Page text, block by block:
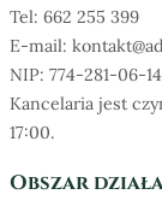
Tel: 662 255 399
E-mail:
NIP: 774-281-06-14
Kancelaria jest
17:00.
Obszar